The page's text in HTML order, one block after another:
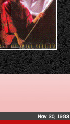
Nov 30, 1983